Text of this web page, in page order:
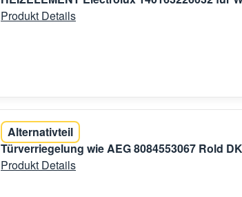
Produkt Details
Alternativteil
Türverriegelung wie AEG 8084553067 Rold
Produkt Details